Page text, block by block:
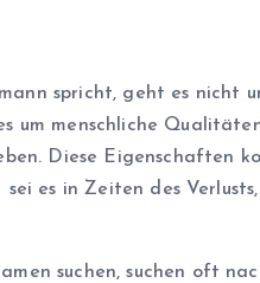
spricht, geht es nicht
um menschliche
Diese Eigenschaften
sei es in Zeiten des
suchen, suchen oft